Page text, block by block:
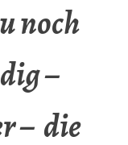
noch
–
– die